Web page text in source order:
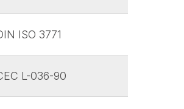
ISO 3771
L-036-90